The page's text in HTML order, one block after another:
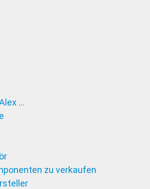
…
zu verkaufen